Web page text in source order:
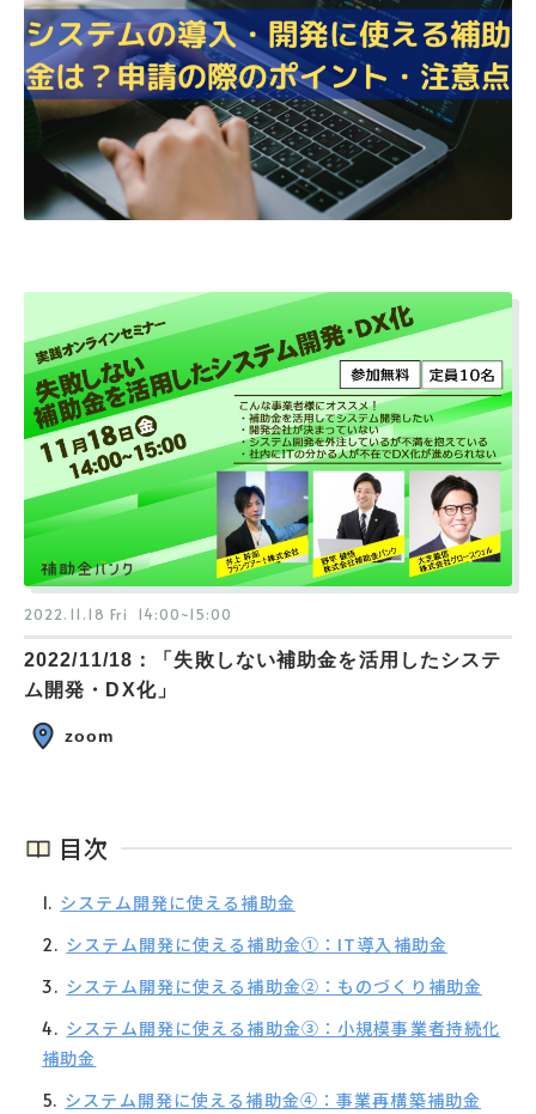
2022.11.18 Fri 14:00~15:00
2022/11/18：「失敗しない補助金を活用したシステ
ム開発・DX化」
zoom
目次
システム開発に使える補助金
システム開発に使える補助金①：IT導入補助金
システム開発に使える補助金②：ものづくり補助金
システム開発に使える補助金③：小規模事業者持続化
補助金
システム開発に使える補助金④：事業再構築補助金